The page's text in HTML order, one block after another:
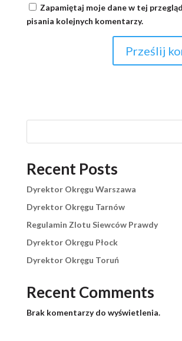
Zapamiętaj moje dane w tej
pisania kolejnych komentarzy.
Recent Posts
Dyrektor Okręgu Warszawa
Dyrektor Okręgu Tarnów
Regulamin Zlotu Siewców Prawdy
Dyrektor Okręgu Płock
Dyrektor Okręgu Toruń
Recent Comments
Brak komentarzy do wyświetlenia.